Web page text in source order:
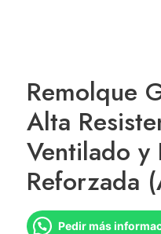
Remolque
Alta
Ventilado y
Reforzada
Pedir más